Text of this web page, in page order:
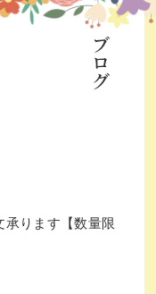
ブログ
ります【数量限